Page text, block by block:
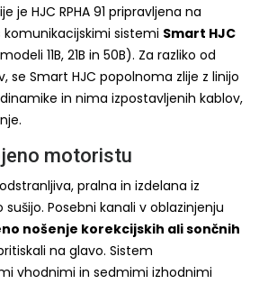
je HJC RPHA 91 pripravljena na
sistemi Smart HJC
11B, 21B in 50B). Za razliko od
se Smart HJC popolnoma zlije z linijo
in nima izpostavljenih kablov,
motoristu
pralna in izdelana iz
Posebni kanali v oblazinjenju
nošenje korekcijskih ali sončnih
na glavo. Sistem
vhodnimi in sedmimi izhodnimi